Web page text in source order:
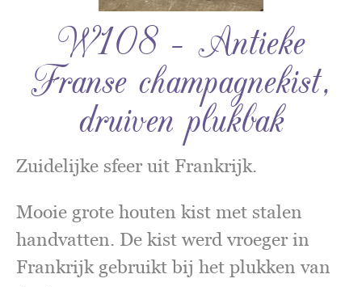
W108 – Antieke
Franse champagnekist,
druiven plukbak
Zuidelijke sfeer uit Frankrijk.
Mooie grote houten kist met stalen
handvatten. De kist werd vroeger in
Frankrijk gebruikt bij het plukken van